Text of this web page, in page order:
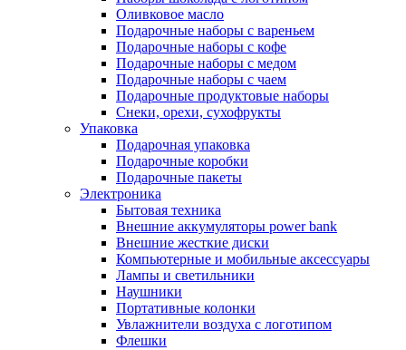
Оливковое масло
Подарочные наборы с вареньем
Подарочные наборы с кофе
Подарочные наборы с медом
Подарочные наборы с чаем
Подарочные продуктовые наборы
Снеки, орехи, сухофрукты
Упаковка
Подарочная упаковка
Подарочные коробки
Подарочные пакеты
Электроника
Бытовая техника
Внешние аккумуляторы power bank
Внешние жесткие диски
Компьютерные и мобильные аксессуары
Лампы и светильники
Наушники
Портативные колонки
Увлажнители воздуха с логотипом
Флешки